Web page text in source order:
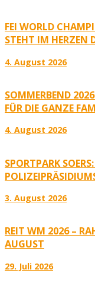
FEI WORLD
STEHT IM HERZEN
4. August 2026
SOMMERBEND
FÜR DIE GANZE
4. August 2026
SPORTPARK
3. August 2026
REIT WM 2026 –
AUGUST
29. Juli 2026